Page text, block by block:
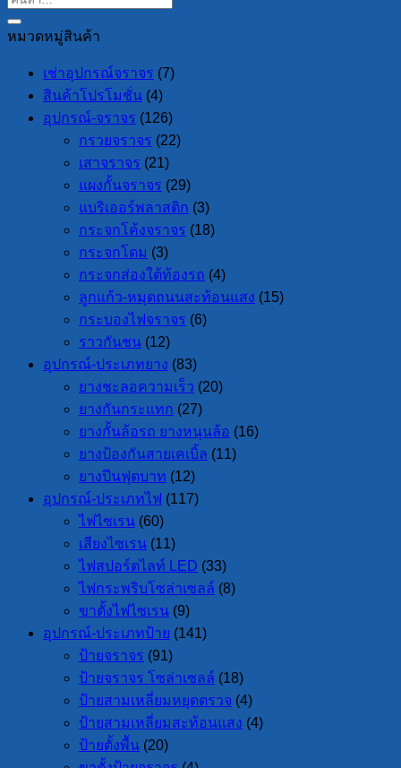
หมวดหมู่สินค้า
เช่าอุปกรณ์จราจร (7)
สินค้าโปรโมชั่น (4)
อุปกรณ์-จราจร (126)
กรวยจราจร (22)
เสาจราจร (21)
แผงกั้นจราจร (29)
แบริเออร์พลาสติก (3)
กระจกโค้งจราจร (18)
กระจกโดม (3)
กระจกส่องใต้ท้องรถ (4)
ลูกแก้ว-หมุดถนนสะท้อนแสง (15)
กระบองไฟจราจร (6)
ราวกันชน (12)
อุปกรณ์-ประเภทยาง (83)
ยางชะลอความเร็ว (20)
ยางกันกระแทก (27)
ยางกั้นล้อรถ ยางหนุนล้อ (16)
ยางป้องกันสายเคเบิ้ล (11)
ยางปีนฟุตบาท (12)
อุปกรณ์-ประเภทไฟ (117)
ไฟไซเรน (60)
เสียงไซเรน (11)
ไฟสปอร์ตไลท์ LED (33)
ไฟกระพริบโซล่าเซลล์ (8)
ขาตั้งไฟไซเรน (9)
อุปกรณ์-ประเภทป้าย (141)
ป้ายจราจร (91)
ป้ายจราจร โซล่าเซลล์ (18)
ป้ายสามเหลี่ยมหยุดตรวจ (4)
ป้ายสามเหลี่ยมสะท้อนแสง (4)
ป้ายตั้งพื้น (20)